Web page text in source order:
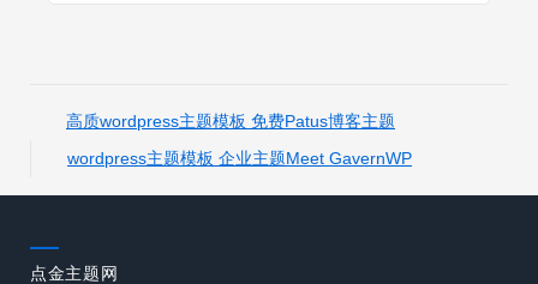
高质wordpress主题模板 免费Patus博客主题
wordpress主题模板 企业主题Meet GavernWP
点金主题网